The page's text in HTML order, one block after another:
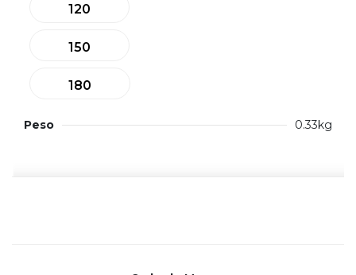
120
150
180
Peso 0.33kg